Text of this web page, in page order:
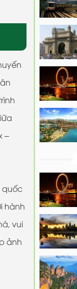
–
quốc
hành
vui
ảnh